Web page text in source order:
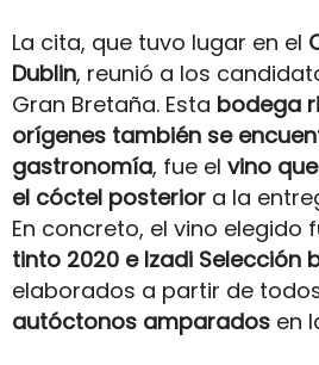
La cita, que tuvo lugar en el
Dublin, reunió a los
Gran Bretaña. Esta bodega
orígenes también se
gastronomía, fue el vino
el cóctel posterior a la
En concreto, el vino elegido
tinto 2020 e Izadi Selección
elaborados a partir de
autóctonos amparados en